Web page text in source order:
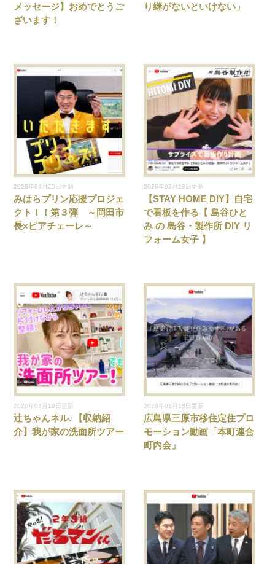
メッセージ】おめでとうご
ざいます！
り継がないといけない」
2026年04月25日更新
みはらプリン応援プロジェ
クト！！第３弾 ～岡田市
長×ピアチェーレ～
2026年03月18日更新
【STAY HOME DIY】自宅
で看板を作る【 島谷ひと
み の 島谷・製作所 DIY リ
フォーム女子 】
2026年02月19日更新
辻ちゃんネル♪【収納紹
介】我が家の洗面所ツアー
2026年01月18日更新
広島県三原市移住定住プロ
モーション動画「本町連合
町内会」